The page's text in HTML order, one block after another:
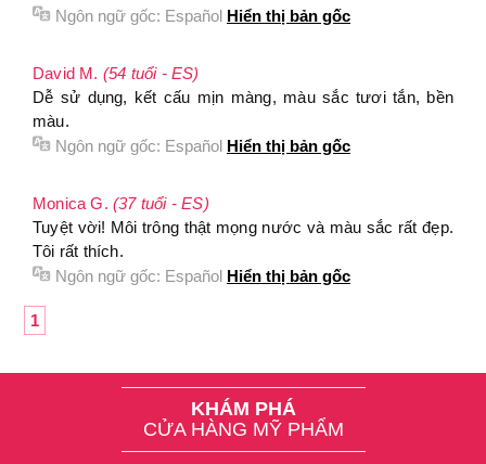
Ngôn ngữ gốc: Español Hiển thị bản gốc
David M. (54 tuổi - ES)
Dễ sử dụng, kết cấu mịn màng, màu sắc tươi tắn, bền
màu.
Ngôn ngữ gốc: Español Hiển thị bản gốc
Monica G. (37 tuổi - ES)
Tuyệt vời! Môi trông thật mọng nước và màu sắc rất đẹp.
Tôi rất thích.
Ngôn ngữ gốc: Español Hiển thị bản gốc
1
KHÁM PHÁ
CỬA HÀNG MỸ PHẨM